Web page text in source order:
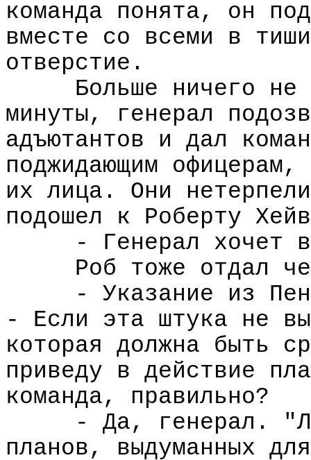
команда понята, он
вместе со всеми в
отверстие.
Больше ничего
минуты, генерал
адъютантов и дал
поджидающим
их лица. Они
подошел к Роберту
- Генерал хочет
Роб тоже отдал
- Указание из
- Если эта штука не
которая должна быть
приведу в действие
команда, правильно?
- Да, генерал.
планов, выдуманных